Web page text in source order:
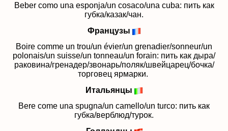
Beber como una esponja/un cosaco/una cuba: пить как
губка/казак/чан.
Французы
Boire comme un trou/un évier/un grenadier/sonneur/un
polonais/un suisse/un tonneau/un forain: пить как дыра/
раковина/гренадер/звонарь/поляк/швейцарец/бочка/
торговец ярмарки.
Итальянцы
Bere come una spugna/un camello/un turco: пить как
губка/верблюд/турок.